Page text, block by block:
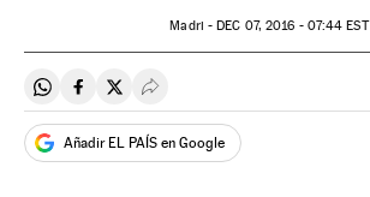
Madri -DEC 07, 2016 - 07:44 EST
Compartir en Whatsapp
Compartir en Facebook
Compartir en Twitter
Desplegar Redes Sociales
Añadir EL PAÍS en Google